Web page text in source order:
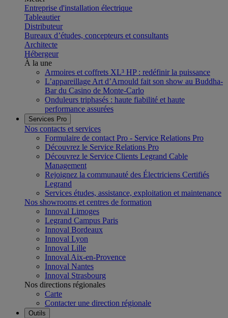
Entreprise d'installation électrique
Tableautier
Distributeur
Bureaux d’études, concepteurs et consultants
Architecte
Hébergeur
À la une
Armoires et coffrets XL³ HP : redéfinir la puissance
L’appareillage Art d’Arnould fait son show au Buddha-
Bar du Casino de Monte-Carlo
Onduleurs triphasés : haute fiabilité et haute
performance assurées
Services Pro
Nos contacts et services
Formulaire de contact Pro - Service Relations Pro
Découvrez le Service Relations Pro
Découvrez le Service Clients Legrand Cable
Management
Rejoignez la communauté des Électriciens Certifiés
Legrand
Services études, assistance, exploitation et maintenance
Nos showrooms et centres de formation
Innoval Limoges
Legrand Campus Paris
Innoval Bordeaux
Innoval Lyon
Innoval Lille
Innoval Aix-en-Provence
Innoval Nantes
Innoval Strasbourg
Nos directions régionales
Carte
Contacter une direction régionale
Outils